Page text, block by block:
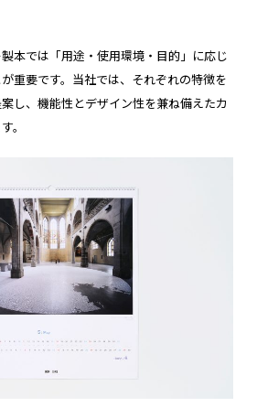
本では「用途・使用環境・目的」に応じ
重要です。当社では、それぞれの特徴を
し、機能性とデザイン性を兼ね備えたカ
。